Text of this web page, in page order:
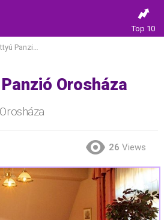
Top 10
Orosháza
Orosháza
26 Views